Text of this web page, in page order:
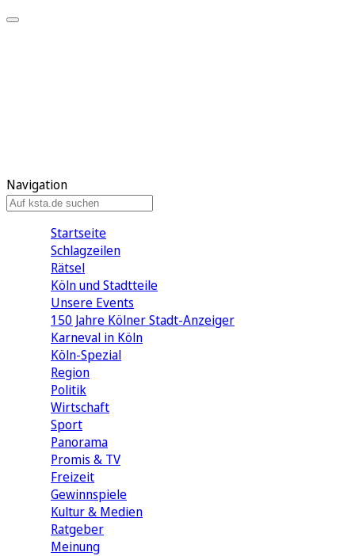
Navigation
Startseite
Schlagzeilen
Rätsel
Köln und Stadtteile
Unsere Events
150 Jahre Kölner Stadt-Anzeiger
Karneval in Köln
Köln-Spezial
Region
Politik
Wirtschaft
Sport
Panorama
Promis & TV
Freizeit
Gewinnspiele
Kultur & Medien
Ratgeber
Meinung